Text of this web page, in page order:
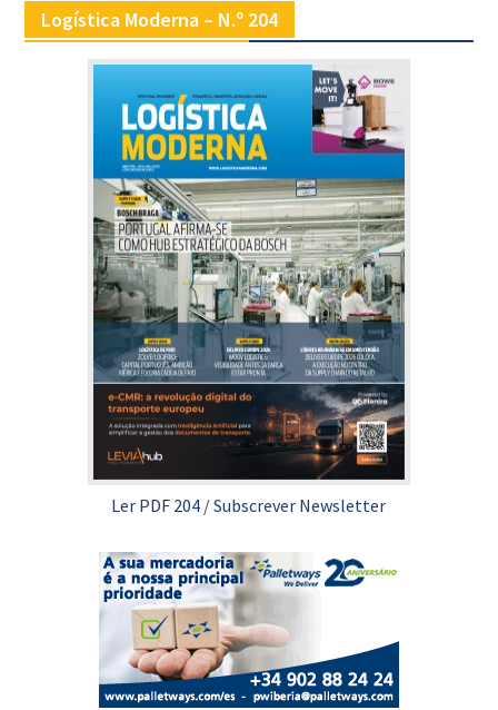
Logística Moderna – N.º 204
Ler PDF 204 /Subscrever Newsletter